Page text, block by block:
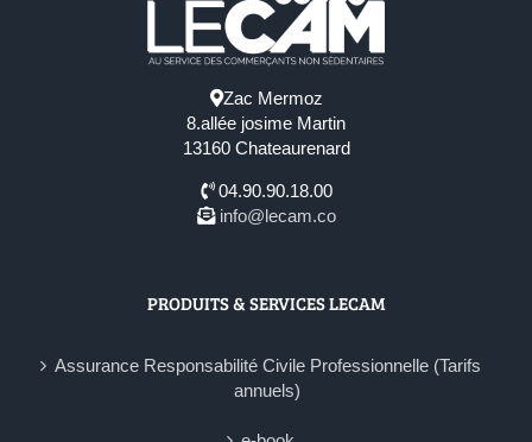
Zac Mermoz
8.allée josime Martin
13160 Chateaurenard
04.90.90.18.00
info@lecam.co
PRODUITS & SERVICES LECAM
Assurance Responsabilité Civile Professionnelle (Tarifs
annuels)